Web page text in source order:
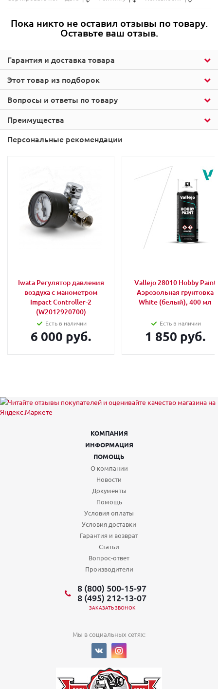
Этот товар из подборок
Гарантия и доставка товара
Пока никто не оставил отзывы по товару.
Оставьте ваш отзыв.
Вопросы и ответы по товару
Преимущества
Персональные рекомендации
Iwata Регулятор давления
воздуха с манометром
Impact Controller-2
(W2012920700)
Есть в наличии
6 000 руб.
Vallejo 28010 Hobby Paint
Аэрозольная грунтовка
White (белый), 400 мл
Есть в наличии
1 850 руб.
КОМПАНИЯ
ИНФОРМАЦИЯ
ПОМОЩЬ
О компании
Новости
Документы
Помощь
Условия оплаты
Условия доставки
Гарантия и возврат
Статьи
Вопрос-ответ
Производители
8 (800) 500-15-97
8 (495) 212-13-07
ЗАКАЗАТЬ ЗВОНОК
Мы в социальных сетях: